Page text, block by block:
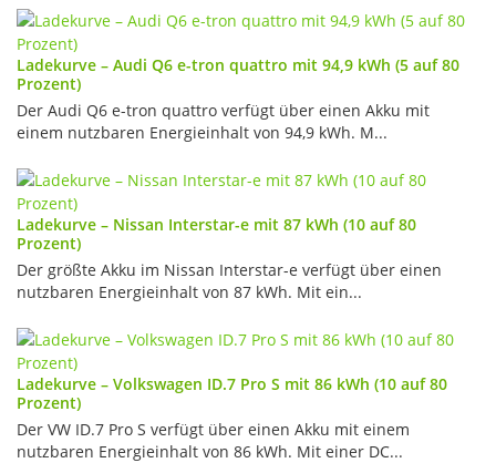
Ladekurve – Audi Q6 e-tron quattro mit 94,9 kWh (5 auf 80
Prozent)
Der Audi Q6 e-tron quattro verfügt über einen Akku mit
einem nutzbaren Energieinhalt von 94,9 kWh. M...
Ladekurve – Nissan Interstar-e mit 87 kWh (10 auf 80
Prozent)
Der größte Akku im Nissan Interstar-e verfügt über einen
nutzbaren Energieinhalt von 87 kWh. Mit ein...
Ladekurve – Volkswagen ID.7 Pro S mit 86 kWh (10 auf 80
Prozent)
Der VW ID.7 Pro S verfügt über einen Akku mit einem
nutzbaren Energieinhalt von 86 kWh. Mit einer DC...